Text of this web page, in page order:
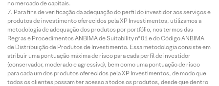
no mercado de capitais.
Para fins de verificação da adequação do perfil do investidor aos serviços e
produtos de investimento oferecidos pela XP Investimentos, utilizamos a
metodologia de adequação dos produtos por portfólio, nos termos das
Regras e Procedimentos ANBIMA de Suitability nº 01 e do Código ANBIMA
de Distribuição de Produtos de Investimento. Essa metodologia consiste em
atribuir uma pontuação máxima de risco para cada perfil de investidor
(conservador, moderado e agressivo), bem como uma pontuação de risco
para cada um dos produtos oferecidos pela XP Investimentos, de modo que
todos os clientes possam ter acesso a todos os produtos, desde que dentro